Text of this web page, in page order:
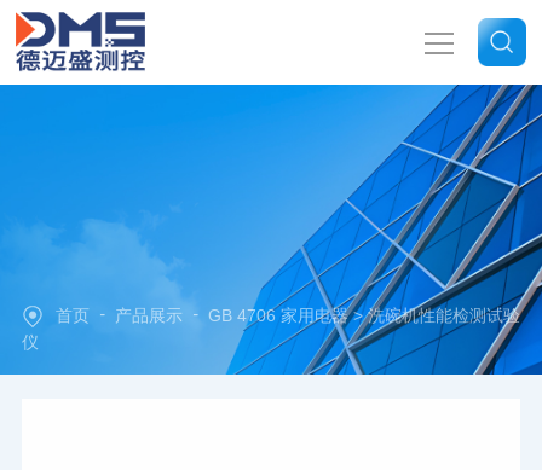
产品中心
新闻中心
首页 - 产品展示 - GB 4706 家用电器> 洗碗机性能检测试验
仪